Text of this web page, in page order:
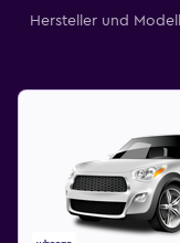
Hersteller und